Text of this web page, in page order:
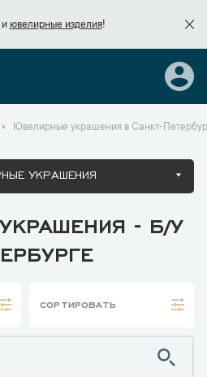
ювелирные изделия!
Ювелирные украшения в Санкт-
УКРАШЕНИЯ
- Б/У
СОРТИРОВАТЬ